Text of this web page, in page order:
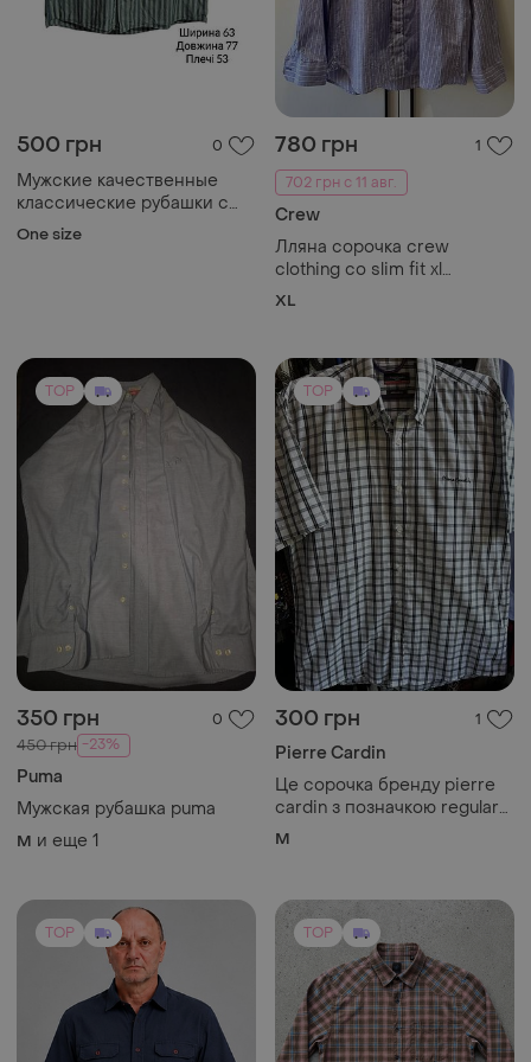
Мужские качественные
классические рубашки с
1
702 грн с 11 авг.
Crew
Лляна сорочка crew
бавовна льон
350 грн
450 грн -23%
Мужская рубашка puma
и еще 1
TOP
300 грн 1
Pierre Cardin
Це сорочка бренду pierre
cardin з позначкою regular
fit,розмір м
M
TOP